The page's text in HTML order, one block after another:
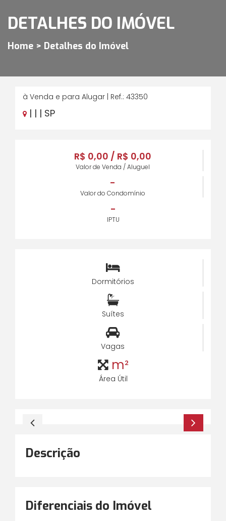
DETALHES DO IMÓVEL
Home > Detalhes do Imóvel
à Venda e para Alugar | Ref.: 43350
| | | SP
R$ 0,00 / R$ 0,00
Valor de Venda / Aluguel
-
Valor do Condomínio
-
IPTU
Dormitórios
Suítes
Vagas
m²
Área Útil
Descrição
Diferenciais do Imóvel